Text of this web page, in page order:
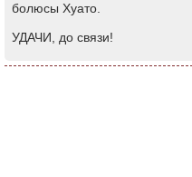
болюсы Хуато.
УДАЧИ, до связи!